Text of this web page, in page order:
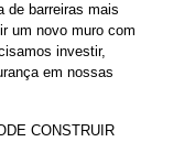
de barreiras mais
um novo muro com
investir,
em nossas
CONSTRUIR